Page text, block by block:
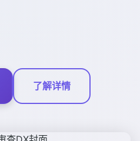
了解详情